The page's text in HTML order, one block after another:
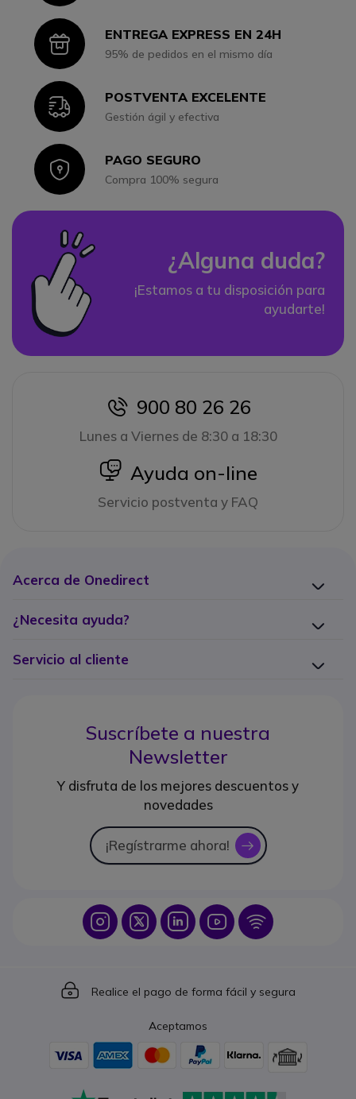
IconENTREGA EXPRESS EN 24H
95% de pedidos en el mismo día
IconPOSTVENTA EXCELENTE
Gestión ágil y efectiva
IconPAGO SEGURO
Compra 100% segura
¿Alguna duda?
¡Estamos a tu disposición para
ayudarte!
icon
900 80 26 26
Lunes a Viernes de 8:30 a 18:30
icon
Ayuda on-line
Servicio postventa y FAQ
Acerca de Onedirect
¿Necesita ayuda?
Servicio al cliente
Suscríbete a nuestra
Newsletter
Y disfruta de los mejores descuentos y
novedades
¡Regístrarme ahora! icon
Icon IconIcon Icon Icon
Icon
Realice el pago de forma fácil y segura
Aceptamos